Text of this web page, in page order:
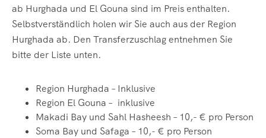
ab Hurghada und El Gouna sind im Preis enthalten.
Selbstverständlich holen wir Sie auch aus der Region
Hurghada ab. Den Transferzuschlag entnehmen Sie
bitte der Liste unten.
Region Hurghada – Inklusive
Region El Gouna – inklusive
Makadi Bay und Sahl Hasheesh – 10,- € pro Person
Soma Bay und Safaga – 10,- € pro Person